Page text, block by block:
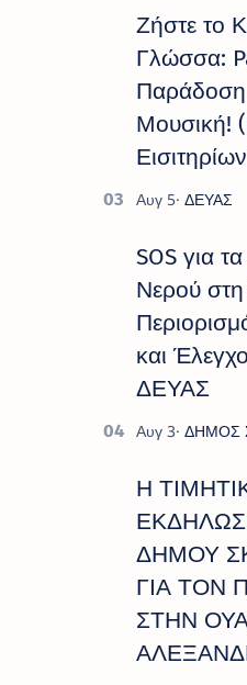
πλούσιο και
πρόγραμμα
Ζήστε το
Γλώσσα:
Μουσική!
SOS για
Νερού στη
και
ΔΕΥΑΣ
Η
ΔΗΜΟΥ
ΓΙΑ ΤΟΝ
ΣΤΗΝ